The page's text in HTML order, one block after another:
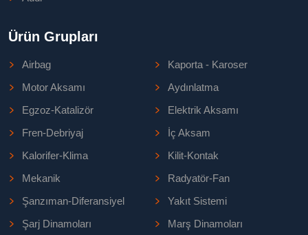
Ürün Grupları
Airbag
Kaporta - Karoser
Motor Aksamı
Aydınlatma
Egzoz-Katalizör
Elektrik Aksamı
Fren-Debriyaj
İç Aksam
Kalorifer-Klima
Kilit-Kontak
Mekanik
Radyatör-Fan
Şanzıman-Diferansiyel
Yakıt Sistemi
Şarj Dinamoları
Marş Dinamoları